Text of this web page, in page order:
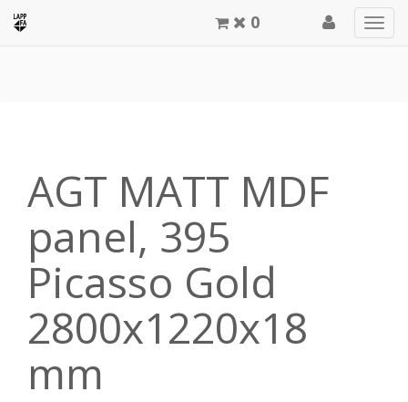
0
AGT MATT MDF
panel, 395
Picasso Gold
2800x1220x18
mm